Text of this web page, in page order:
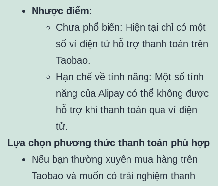
Nhược điểm:
Chưa phổ biến: Hiện tại chỉ có một
số ví điện tử hỗ trợ thanh toán trên
Taobao.
Hạn chế về tính năng: Một số tính
năng của Alipay có thể không được
hỗ trợ khi thanh toán qua ví điện
tử.
Lựa chọn phương thức thanh toán phù hợp
Nếu bạn thường xuyên mua hàng trên
Taobao và muốn có trải nghiệm thanh